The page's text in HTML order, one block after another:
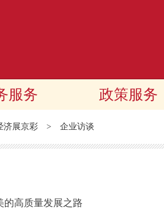
服务 政策服务
济展京彩 > 企业访谈
高质量发展之路